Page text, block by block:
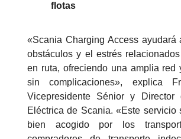
flotas
«Scania Charging Access ayudará
obstáculos y el estrés
en ruta, ofreciendo una amplia red
sin complicaciones», explica
Vicepresidente Sénior y Director
Eléctrica de Scania. «Este servicio
bien acogido por los